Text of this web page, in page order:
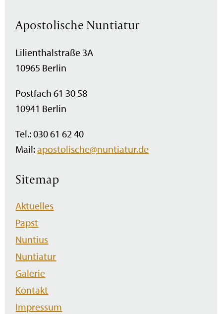
Apostolische Nuntiatur
Lilienthalstraße 3A
10965 Berlin
Postfach 61 30 58
10941 Berlin
Tel.: 030 61 62 40
Mail:apostolische@nuntiatur.de
Sitemap
Navigation
überspringen
Aktuelles
Papst
Nuntius
Nuntiatur
Galerie
Kontakt
Impressum